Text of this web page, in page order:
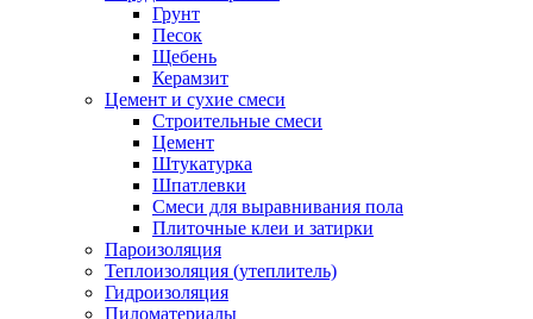
Грунт
Песок
Щебень
Керамзит
Цемент и сухие смеси
Строительные смеси
Цемент
Штукатурка
Шпатлевки
Смеси для выравнивания пола
Плиточные клеи и затирки
Пароизоляция
Теплоизоляция (утеплитель)
Гидроизоляция
Пиломатериалы